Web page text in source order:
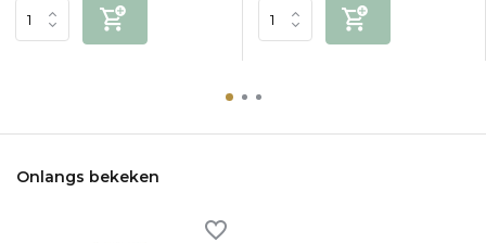
Onlangs bekeken